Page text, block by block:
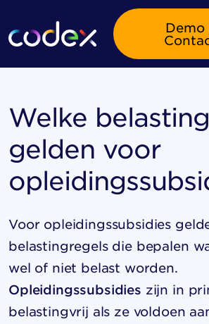
Welke
gelden voor
Voor opleidingssubsidies
belastingregels die bepalen
wel of niet belast worden.
Opleidingssubsidies zijn in
belastingvrij als ze voldoen